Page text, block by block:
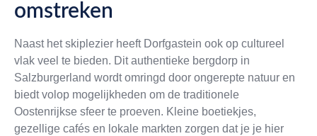
omstreken
Naast het skiplezier heeft Dorfgastein ook op cultureel
vlak veel te bieden. Dit authentieke bergdorp in
Salzburgerland wordt omringd door ongerepte natuur en
biedt volop mogelijkheden om de traditionele
Oostenrijkse sfeer te proeven. Kleine boetiekjes,
gezellige cafés en lokale markten zorgen dat je je hier